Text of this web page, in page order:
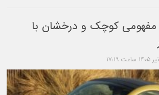
کوچک و درخشان با